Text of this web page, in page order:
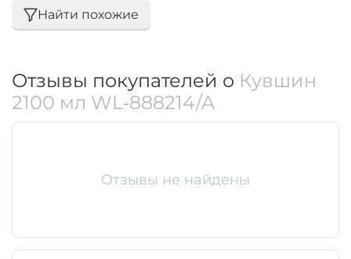
Найти похожие
Отзывы покупателей о Кувшин
2100 мл WL‑888214/A
Отзывы не найдены